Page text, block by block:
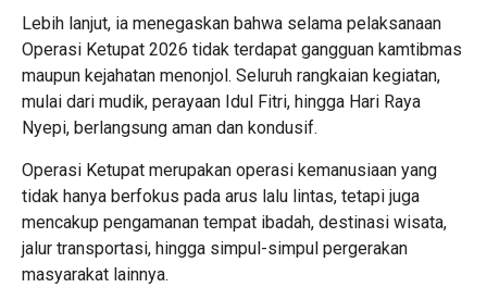
Lebih lanjut, ia menegaskan bahwa selama pelaksanaan
Operasi Ketupat 2026 tidak terdapat gangguan kamtibmas
maupun kejahatan menonjol. Seluruh rangkaian kegiatan,
mulai dari mudik, perayaan Idul Fitri, hingga Hari Raya
Nyepi, berlangsung aman dan kondusif.
Operasi Ketupat merupakan operasi kemanusiaan yang
tidak hanya berfokus pada arus lalu lintas, tetapi juga
mencakup pengamanan tempat ibadah, destinasi wisata,
jalur transportasi, hingga simpul-simpul pergerakan
masyarakat lainnya.